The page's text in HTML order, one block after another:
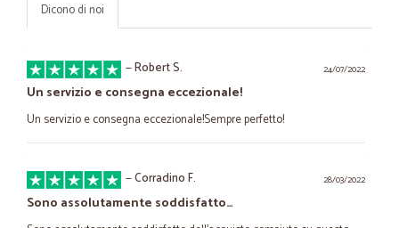
Dicono di noi
24/07/2022
—Robert S.
Un servizio e consegna eccezionale!
Un servizio e consegna eccezionale!Sempre perfetto!
28/03/2022
—Corradino F.
Sono assolutamente soddisfatto…